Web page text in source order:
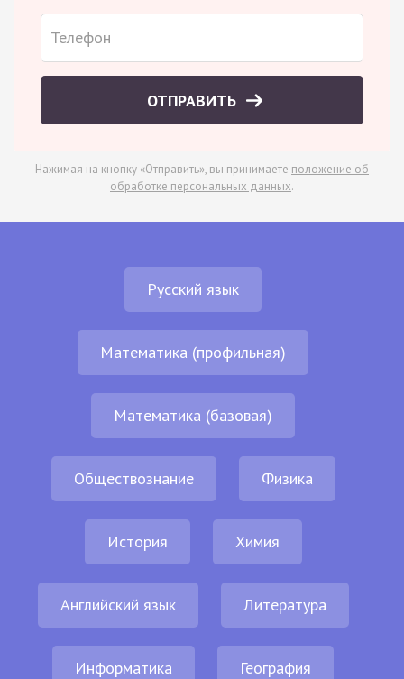
ОТПРАВИТЬ
Нажимая на кнопку «Отправить», вы принимаете положение об
обработке персональных данных.
Русский язык
Математика (профильная)
Математика (базовая)
Обществознание Физика
История Химия
Английский язык Литература
Информатика География